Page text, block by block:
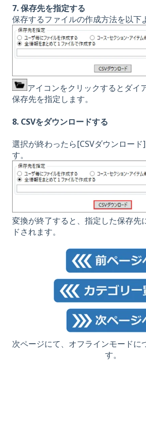
7. 保存先を指定する
保存するファイルの作成方法を以下
アイコンをクリックするとダイ
保存先を指定します。
8. CSVをダウンロードする
選択が終わったら[CSVダウンロード
す。
変換が終了すると、指定した保存先
ドされます。
次ページにて、オフラインモードに
す。